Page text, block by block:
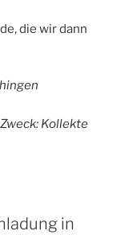
die wir dann
Kollekte
in